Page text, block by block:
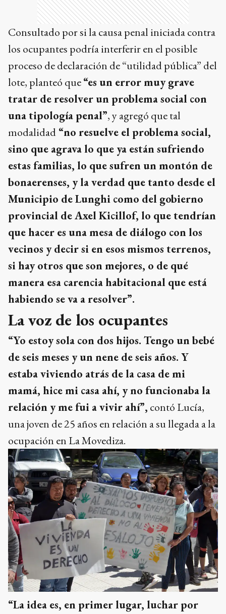
Consultado por si la causa penal iniciada contra
los ocupantes podría interferir en el posible
proceso de declaración de “utilidad pública” del
lote, planteó que“es un error muy grave
tratar de resolver un problema social con
una tipología penal”, y agregó que tal
modalidad “no resuelve el problema social,
sino que agrava lo que ya están sufriendo
estas familias, lo que sufren un montón de
bonaerenses, y la verdad que tanto desde el
Municipio de Lunghi como del gobierno
provincial de Axel Kicillof, lo que tendrían
que hacer es una mesa de diálogo con los
vecinos y decir si en esos mismos terrenos,
si hay otros que son mejores, o de qué
manera esa carencia habitacional que está
habiendo se va a resolver”.
La voz de los ocupantes
“Yo estoy sola con dos hijos. Tengo un bebé
de seis meses y un nene de seis años. Y
estaba viviendo atrás de la casa de mi
mamá, hice mi casa ahí, y no funcionaba la
relación y me fui a vivir ahí”, contó Lucía,
una joven de 25 años en relación a su llegada a la
ocupación en La Movediza.
“La idea es, en primer lugar, luchar por